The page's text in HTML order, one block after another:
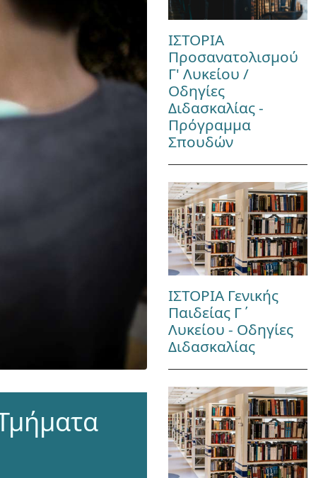
ΙΣΤΟΡΙΑ
Προσανατολισμού
Γ' Λυκείου /
Οδηγίες
Διδασκαλίας -
Πρόγραμμα
Σπουδών
ΙΣΤΟΡΙΑ Γενικής
Παιδείας Γ΄
Λυκείου - Οδηγίες
Διδασκαλίας